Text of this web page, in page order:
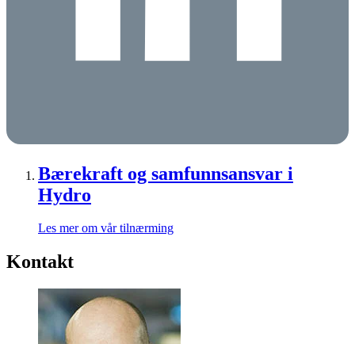
Bærekraft og samfunnsansvar i
Hydro
Les mer om vår tilnærming
Kontakt